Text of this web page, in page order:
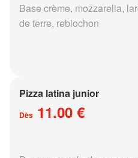
Base crème, mozzarella,
de terre, reblochon
Pizza latina junior
Dès 11.00 €